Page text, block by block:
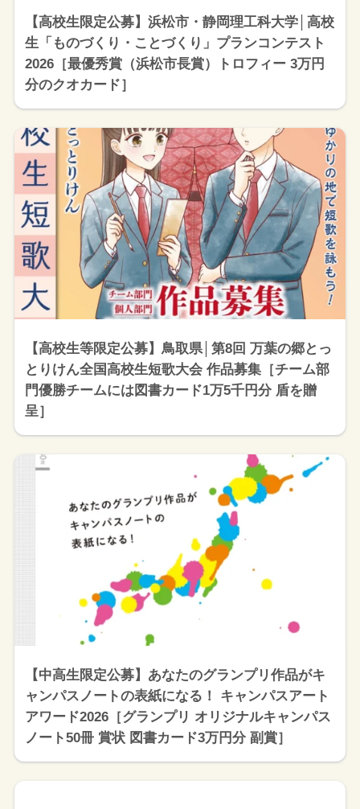
【高校生限定公募】浜松市・静岡理工科大学│高校
生「ものづくり・ことづくり」プランコンテスト
2026［最優秀賞（浜松市長賞）トロフィー 3万円
分のクオカード］
【高校生等限定公募】鳥取県│第8回 万葉の郷とっ
とりけん全国高校生短歌大会 作品募集［チーム部
門優勝チームには図書カード1万5千円分 盾を贈
呈］
【中高生限定公募】あなたのグランプリ作品がキ
ャンパスノートの表紙になる！ キャンパスアート
アワード2026［グランプリ オリジナルキャンパス
ノート50冊 賞状 図書カード3万円分 副賞］